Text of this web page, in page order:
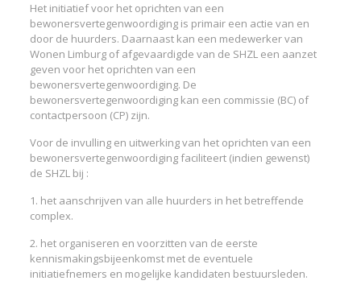
Het initiatief voor het oprichten van een
bewonersvertegenwoordiging is primair een actie van en
door de huurders. Daarnaast kan een medewerker van
Wonen Limburg of afgevaardigde van de SHZL een aanzet
geven voor het oprichten van een
bewonersvertegenwoordiging. De
bewonersvertegenwoordiging kan een commissie (BC) of
contactpersoon (CP) zijn.
Voor de invulling en uitwerking van het oprichten van een
bewonersvertegenwoordiging faciliteert (indien gewenst)
de SHZL bij :
1. het aanschrijven van alle huurders in het betreffende
complex.
2. het organiseren en voorzitten van de eerste
kennismakingsbijeenkomst met de eventuele
initiatiefnemers en mogelijke kandidaten bestuursleden.